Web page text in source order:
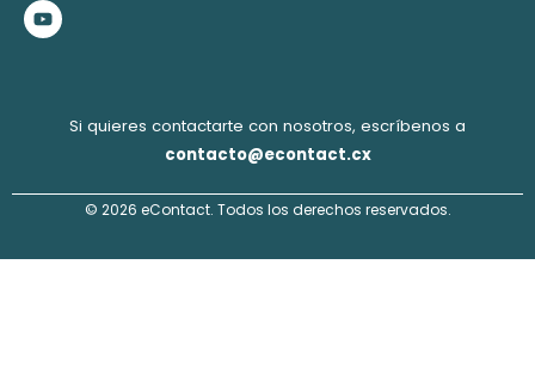
k
a
m
n
Si quieres contactarte con nosotros, escríbenos a
contacto@econtact.cx
© 2026 eContact. Todos los derechos reservados.